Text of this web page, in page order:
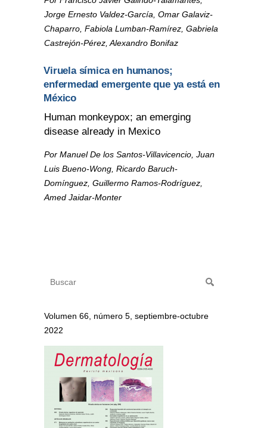
Jorge Ernesto Valdez-García, Omar Galaviz-
Chaparro, Fabiola Lumban-Ramírez, Gabriela
Castrejón-Pérez, Alexandro Bonifaz
Viruela símica en humanos;
enfermedad emergente que ya está en
México
Human monkeypox; an emerging
disease already in Mexico
Por Manuel De los Santos-Villavicencio, Juan
Luis Bueno-Wong, Ricardo Baruch-
Domínguez, Guillermo Ramos-Rodríguez,
Amed Jaidar-Monter
Volumen 66, número 5, septiembre-octubre
2022